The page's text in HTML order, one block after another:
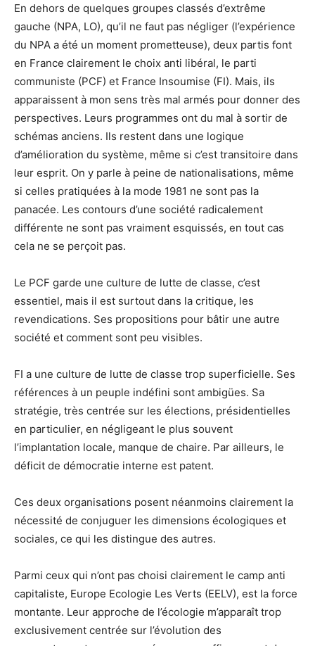
En dehors de quelques groupes classés d’extrême
gauche (NPA, LO), qu’il ne faut pas négliger (l’expérience
du NPA a été un moment prometteuse), deux partis font
en France clairement le choix anti libéral, le parti
communiste (PCF) et France Insoumise (FI). Mais, ils
apparaissent à mon sens très mal armés pour donner des
perspectives. Leurs programmes ont du mal à sortir de
schémas anciens. Ils restent dans une logique
d’amélioration du système, même si c’est transitoire dans
leur esprit. On y parle à peine de nationalisations, même
si celles pratiquées à la mode 1981 ne sont pas la
panacée. Les contours d’une société radicalement
différente ne sont pas vraiment esquissés, en tout cas
cela ne se perçoit pas.
Le PCF garde une culture de lutte de classe, c’est
essentiel, mais il est surtout dans la critique, les
revendications. Ses propositions pour bâtir une autre
société et comment sont peu visibles.
FI a une culture de lutte de classe trop superficielle. Ses
références à un peuple indéfini sont ambigües. Sa
stratégie, très centrée sur les élections, présidentielles
en particulier, en négligeant le plus souvent
l’implantation locale, manque de chaire. Par ailleurs, le
déficit de démocratie interne est patent.
Ces deux organisations posent néanmoins clairement la
nécessité de conjuguer les dimensions écologiques et
sociales, ce qui les distingue des autres.
Parmi ceux qui n’ont pas choisi clairement le camp anti
capitaliste, Europe Ecologie Les Verts (EELV), est la force
montante. Leur approche de l’écologie m’apparaît trop
exclusivement centrée sur l’évolution des